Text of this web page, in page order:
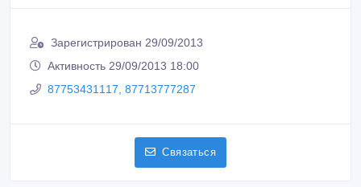
Зарегистрирован 29/09/2013
Активность 29/09/2013 18:00
87753431117, 87713777287
Связаться